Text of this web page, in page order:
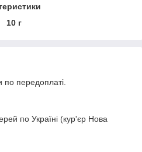
10 г
по передоплаті.
по Україні (кур'єр Нова